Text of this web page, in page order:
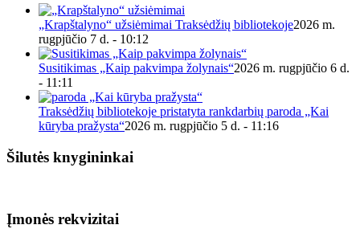
„Krapštalyno“ užsiėmimai Traksėdžių bibliotekoje2026 m.
rugpjūčio 7 d. - 10:12
Susitikimas „Kaip pakvimpa žolynais“2026 m. rugpjūčio 6 d.
- 11:11
Traksėdžių bibliotekoje pristatyta rankdarbių paroda „Kai
kūryba pražysta“2026 m. rugpjūčio 5 d. - 11:16
Šilutės knygininkai
Įmonės rekvizitai